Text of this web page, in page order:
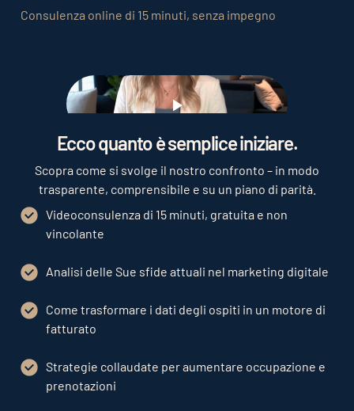
Consulenza online di 15 minuti, senza impegno
Play
Ecco quanto è semplice iniziare.
Scopra come si svolge il nostro confronto – in modo
trasparente, comprensibile e su un piano di parità.
Videoconsulenza di 15 minuti, gratuita e non
vincolante
Analisi delle Sue sfide attuali nel marketing digitale
Come trasformare i dati degli ospiti in un motore di
fatturato
Strategie collaudate per aumentare occupazione e
prenotazioni